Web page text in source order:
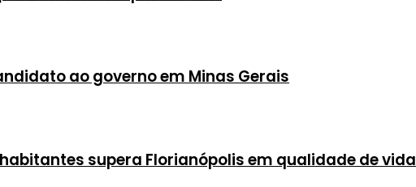
ao governo em Minas Gerais
supera Florianópolis em qualidade de vida